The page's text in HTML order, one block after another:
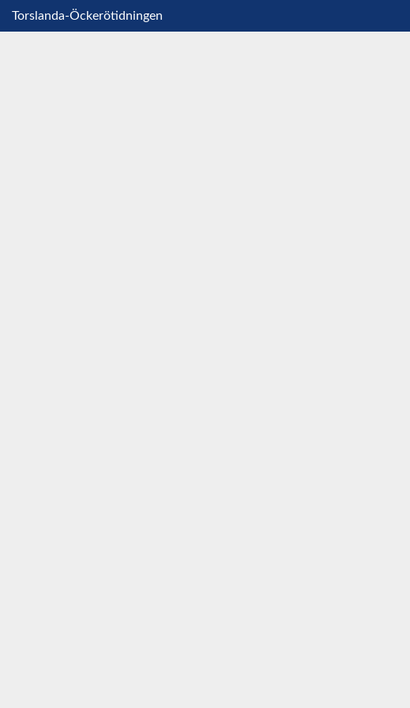
Torslanda-Öckerötidningen